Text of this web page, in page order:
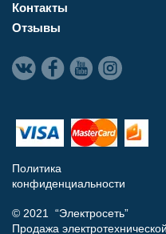
Контакты
Отзывы
Политика
конфиденциальности
© 2021 “Электросеть”
Продажа электротехнической